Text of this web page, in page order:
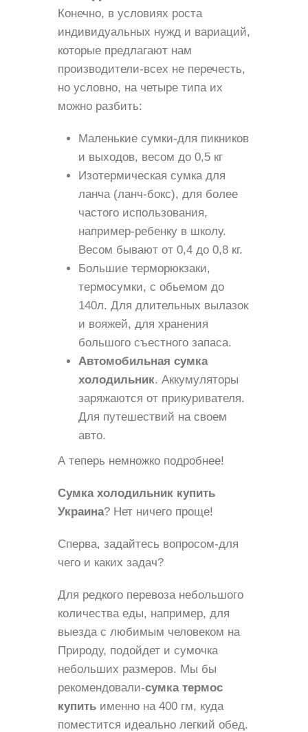
Конечно, в условиях роста
индивидуальных нужд и вариаций,
которые предлагают нам
производители-всех не перечесть,
но условно, на четыре типа их
можно разбить:
Маленькие сумки-для пикников
и выходов, весом до 0,5 кг
Изотермическая сумка для
ланча (ланч-бокс), для более
частого использования,
например-ребенку в школу.
Весом бывают от 0,4 до 0,8 кг.
Большие терморюкзаки,
термосумки, с обьемом до
140л. Для длительных вылазок
и вояжей, для хранения
большого съестного запаса.
Автомобильная сумка
холодильник. Аккумуляторы
заряжаются от прикуривателя.
Для путешествий на своем
авто.
А теперь немножко подробнее!
Сумка холодильник купить
Украина? Нет ничего проще!
Сперва, задайтесь вопросом-для
чего и каких задач?
Для редкого перевоза небольшого
количества еды, например, для
выезда с любимым человеком на
Природу, подойдет и сумочка
небольших размеров. Мы бы
рекомендовали-сумка термос
купить именно на 400 гм, куда
поместится идеально легкий обед.